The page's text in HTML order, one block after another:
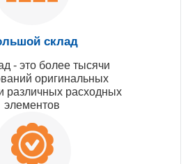
склад
- это более тысячи
оригинальных
различных расходных
элементов